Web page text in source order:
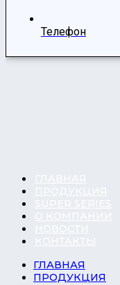
Телефон
ГЛАВНАЯ
ПРОДУКЦИЯ